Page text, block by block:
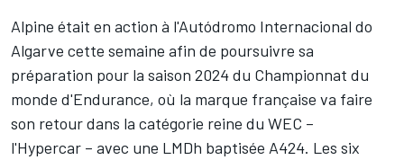
Alpine était en action à l'Autódromo Internacional do
Algarve cette semaine afin de poursuivre sa
préparation pour la saison 2024 du Championnat du
monde d'Endurance, où la marque française va faire
son retour dans la catégorie reine du WEC –
l'Hypercar – avec une LMDh baptisée A424. Les six